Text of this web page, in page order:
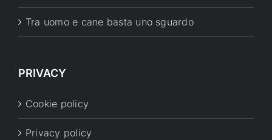
Tra uomo e cane basta uno sguardo
PRIVACY
Cookie policy
Privacy policy